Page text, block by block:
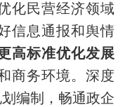
化民营经济领域
信息通报和舆情
高标准优化发展
商务环境。深度
编制，畅通政企